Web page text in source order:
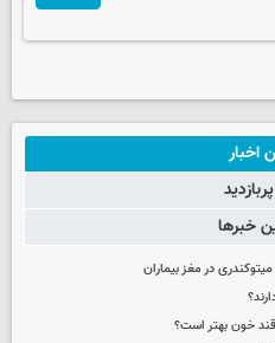
اخبار
خبرها
در مغز بیماران
قند خون بهتر است؟